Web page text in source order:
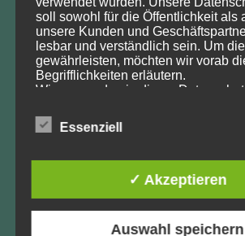
Neueste Beiträge
Sondertagung 2026 zu „50 Jahre
Naturschutzrechtstages e.V.
Der Ökosystemansatz als
Das Internationale Naturschutzrecht
soll sowohl für die Öffentlichkeit als
unsere Kunden und
lesbar und verständlich sein. Um
gewährleisten, möchten wir vorab
Begrifflichkeiten erläutern.
Wir verwenden in dieser
Personenbezogene Daten sind alle
natürliche Person (im Folgenden
Person") beziehen. Als
Essenziell
✓ Akzeptieren
Auswahl speichern